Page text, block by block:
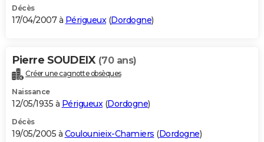
Décès
17/04/2007 à Périgueux(Dordogne)
Pierre SOUDEIX (70 ans)
Créer une cagnotte obsèques
Naissance
12/05/1935 à Périgueux (Dordogne)
Décès
19/05/2005 à Coulounieix-Chamiers (Dordogne)